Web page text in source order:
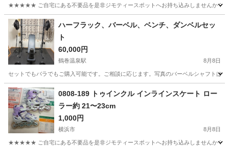
★★★★★ ご自宅にある不要品を是非ジモティースポットへお持ち込みしませんか？
神奈川 横浜市 ストリートスポーツ スケボー
ハーフラック、バーベル、ベンチ、ダンベルセッ
ト
60,000円
鶴巻温泉駅 8月8日
セットでもバラでもご購入可能です。ご相談に応じます。写真のバーベルシャフト
神奈川 伊勢原市 鶴巻温泉駅 フィットネス、トレーニング
0808-189 トゥインクル インラインスケート ロー
ラー約 21〜23cm
1,000円
横浜市 8月8日
★★★★★ ご自宅にある不要品を是非ジモティースポットへお持ち込みしませんか？